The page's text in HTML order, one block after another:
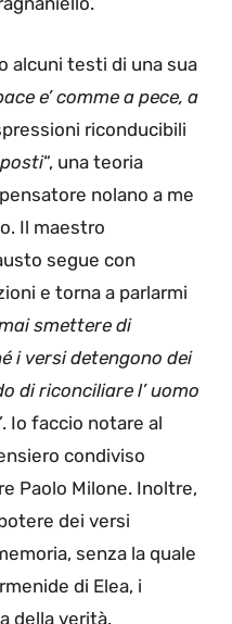
alcuni testi di una sua
e’ comme a pece, a
riconducibili
“, una teoria
nolano a me
Il maestro
segue con
e torna a parlarmi
smettere di
i versi detengono dei
di riconciliare l’ uomo
. Io faccio notare al
condiviso
Paolo Milone. Inoltre,
dei versi
senza la quale
di Elea, i
della verità.